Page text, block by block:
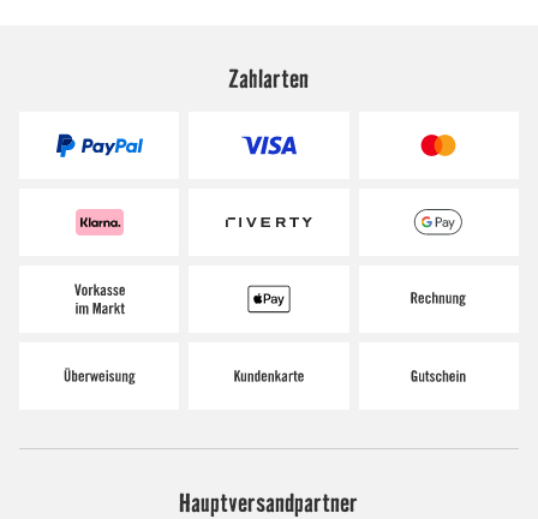
Zahlarten
Hauptversandpartner